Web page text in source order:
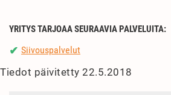
YRITYS TARJOAA SEURAAVIA PALVELUITA:
✔ Siivouspalvelut
Tiedot päivitetty 22.5.2018